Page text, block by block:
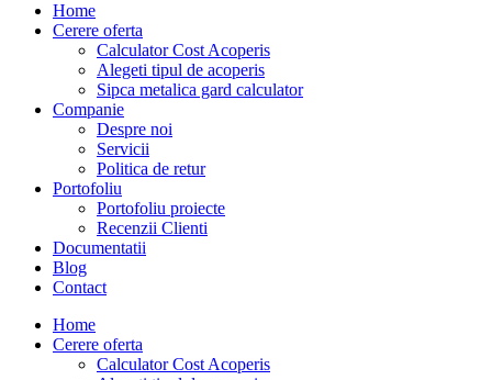
Home
Cerere oferta
Calculator Cost Acoperis
Alegeti tipul de acoperis
Sipca metalica gard calculator
Companie
Despre noi
Servicii
Politica de retur
Portofoliu
Portofoliu proiecte
Recenzii Clienti
Documentatii
Blog
Contact
Home
Cerere oferta
Calculator Cost Acoperis